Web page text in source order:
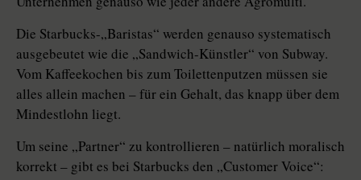
Die Starbucks-„Baristas“ werden genauso systematisch
ausgebeutet wie die „Sandwich-Künstler“ von Subway.
Vom Kaffeekochen bis zum Toilettenputzen müssen sie
alles allein machen – für ein Gehalt, das knapp über dem
Mindestlohn liegt.
Um seine „Partner“ zu kontrollieren – natürlich moralisch
korrekt – gibt es bei Starbucks den „Customer Voice“: